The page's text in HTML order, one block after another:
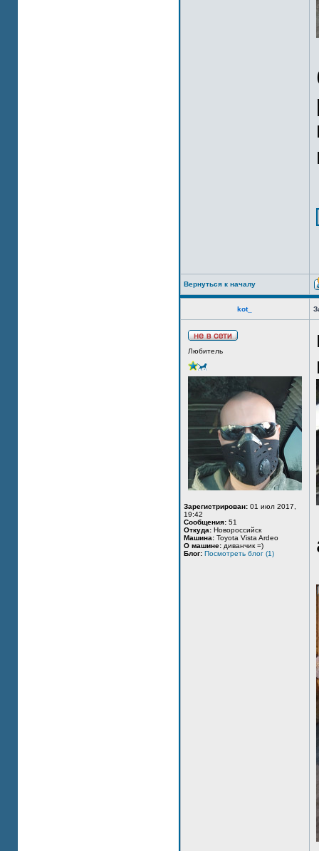
Вернуться к началу
kot_
Любитель
Зарегистрирован: 01 июл 2017,
19:42
Сообщения: 51
Откуда: Новороссийск
Машина: Toyota Vista Ardeo
О машине: диванчик =)
Блог: Посмотреть блог (1)